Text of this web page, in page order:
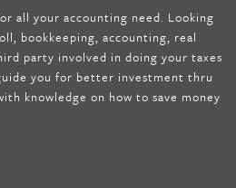
episode, citrus fit pills reviews,
,best product to help lose weight
,as seen on tv belly fat burner,
dr oz, tru loss forskolin,keto
cambogia ,glenda lewis
all your accounting need. Looking
bookkeeping, accounting, real
party involved in doing your taxes
you for better investment thru
knowledge on how to save money